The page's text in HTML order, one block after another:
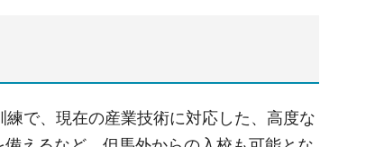
で、現在の産業技術に対応した、高度な